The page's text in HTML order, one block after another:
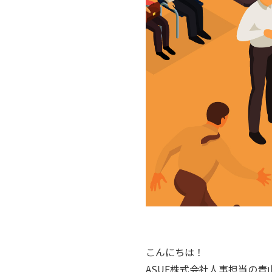
こんにちは！
ASUE株式会社人事担当の青